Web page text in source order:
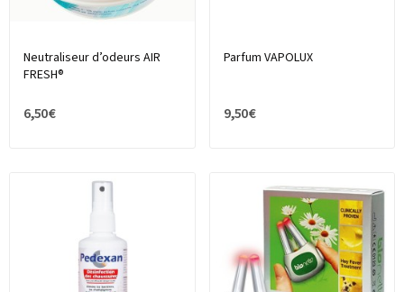
Neutraliseur d’odeurs AIR
FRESH®
6,50 €
Parfum VAPOLUX
9,50 €